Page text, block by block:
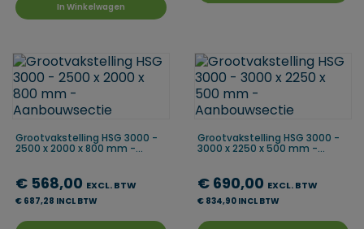
In Winkelwagen
Grootvakstelling HSG 3000 -
2500 x 2000 x 800 mm -...
€ 568,00 EXCL. BTW
€ 687,28 INCL BTW
Grootvakstelling HSG 3000 -
3000 x 2250 x 500 mm -...
€ 690,00 EXCL. BTW
€ 834,90 INCL BTW